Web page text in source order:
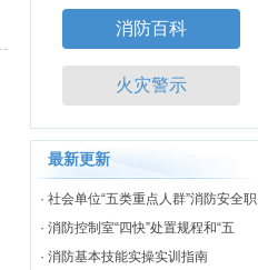
消防百科
火灾警示
最新更新
· 社会单位“五类重点人群”消防安全职
责
· 消防控制室“四快”处置规程和“五
知”评价标准
· 消防基本技能实操实训指南